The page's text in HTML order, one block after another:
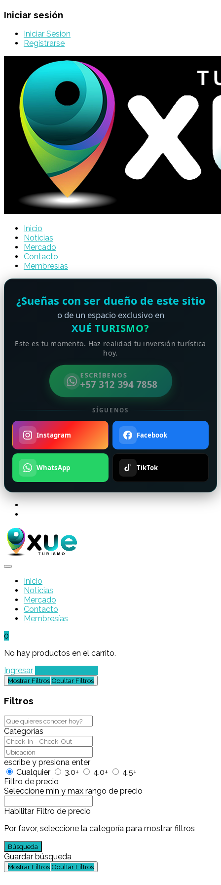
Iniciar sesión
Iniciar Sesion
Registrarse
Inicio
Noticias
Mercado
Contacto
Membresías
¿Sueñas con ser dueño de este sitio
o de un espacio exclusivo en
XUÉ TURISMO?
Este es tu momento. Haz realidad tu inversión turística
hoy.
ESCRÍBENOS
+57 312 394 7858
SÍGUENOS
Instagram Facebook
WhatsApp TikTok
Inicio
Noticias
Mercado
Contacto
Membresías
0
No hay productos en el carrito.
Ingresar
Mostrar Filtros Ocultar Filtros
Filtros
Categorías
escribe y presiona enter
Cualquier
3.0+ 4.0+
4.5+
Filtro de precio
Seleccione min y max rango de precio
Habilitar Filtro de precio
Por favor, seleccione la categoría para mostrar filtros
Búsqueda
Guardar búsqueda
Mostrar Filtros Ocultar Filtros